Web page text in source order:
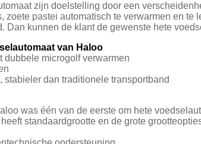
zijn doelstelling door een
zoete pastei automatisch te verwarmen en te
Dan kunnen de klant de gewenste hete
van Haloo
dubbele microgolf verwarmen
dan traditionele transportband
was één van de eerste om hete
standaardgrootte en de grote